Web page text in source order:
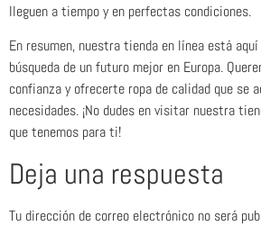
lleguen a tiempo y en perfectas condiciones.
En resumen, nuestra tienda en línea está
búsqueda de un futuro mejor en Europa.
confianza y ofrecerte ropa de calidad que se
necesidades. ¡No dudes en visitar nuestra
que tenemos para ti!
Deja una respuesta
Tu dirección de correo electrónico no será